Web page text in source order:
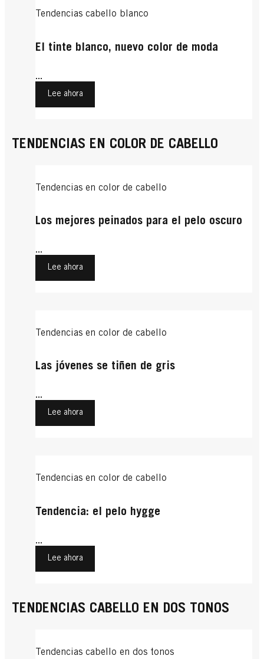
Tendencias cabello blanco
El tinte blanco, nuevo color de moda
...
Lee ahora
TENDENCIAS EN COLOR DE CABELLO
Tendencias en color de cabello
Los mejores peinados para el pelo oscuro
...
Lee ahora
Tendencias en color de cabello
Las jóvenes se tiñen de gris
...
Lee ahora
Tendencias en color de cabello
Tendencia: el pelo hygge
...
Lee ahora
TENDENCIAS CABELLO EN DOS TONOS
Tendencias cabello en dos tonos